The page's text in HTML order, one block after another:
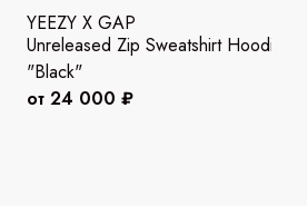
YEEZY X GAP
Unreleased Zip Sweatshirt Hoodie
"Black"
от 24 000 ₽